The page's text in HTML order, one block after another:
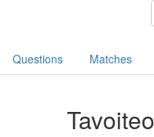
Questions Matches